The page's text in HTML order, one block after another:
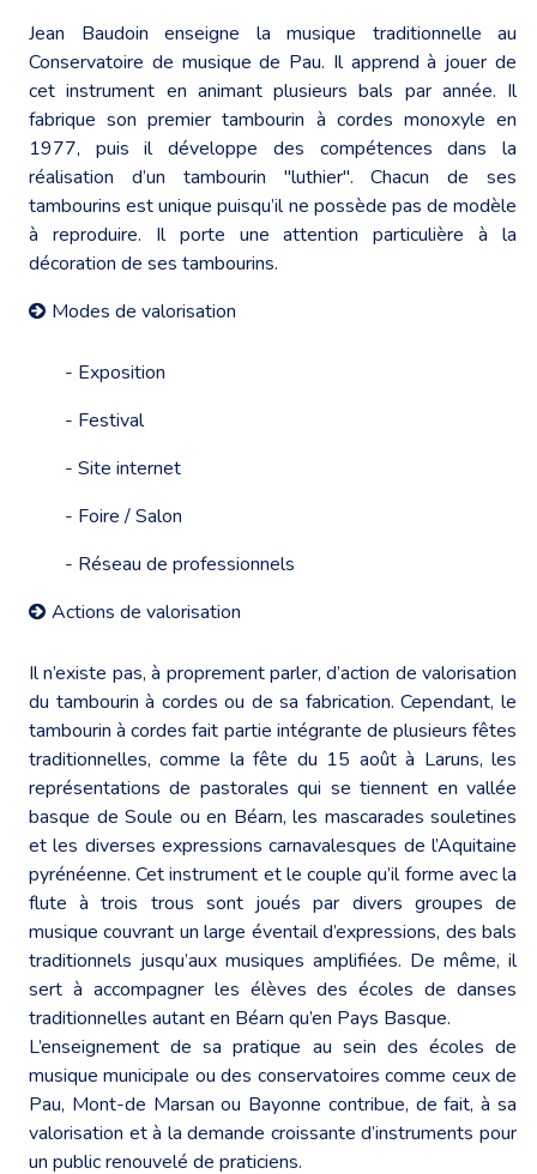
Jean Baudoin enseigne la musique traditionnelle au
Conservatoire de musique de Pau. Il apprend à jouer de
cet instrument en animant plusieurs bals par année. Il
fabrique son premier tambourin à cordes monoxyle en
1977, puis il développe des compétences dans la
réalisation d’un tambourin "luthier". Chacun de ses
tambourins est unique puisqu’il ne possède pas de modèle
à reproduire. Il porte une attention particulière à la
décoration de ses tambourins.
Modes de valorisation
- Exposition
- Festival
- Site internet
- Foire / Salon
- Réseau de professionnels
Actions de valorisation
Il n’existe pas, à proprement parler, d’action de valorisation
du tambourin à cordes ou de sa fabrication. Cependant, le
tambourin à cordes fait partie intégrante de plusieurs fêtes
traditionnelles, comme la fête du 15 août à Laruns, les
représentations de pastorales qui se tiennent en vallée
basque de Soule ou en Béarn, les mascarades souletines
et les diverses expressions carnavalesques de l’Aquitaine
pyrénéenne. Cet instrument et le couple qu’il forme avec la
flute à trois trous sont joués par divers groupes de
musique couvrant un large éventail d’expressions, des bals
traditionnels jusqu’aux musiques amplifiées. De même, il
sert à accompagner les élèves des écoles de danses
traditionnelles autant en Béarn qu’en Pays Basque.
L’enseignement de sa pratique au sein des écoles de
musique municipale ou des conservatoires comme ceux de
Pau, Mont-de Marsan ou Bayonne contribue, de fait, à sa
valorisation et à la demande croissante d’instruments pour
un public renouvelé de praticiens.